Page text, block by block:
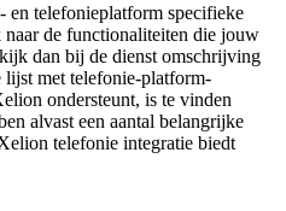
en telefonieplatform specifieke
de functionaliteiten die jouw
dan bij de dienst omschrijving
met telefonie-platform-
ondersteunt, is te vinden
alvast een aantal belangrijke
telefonie integratie biedt